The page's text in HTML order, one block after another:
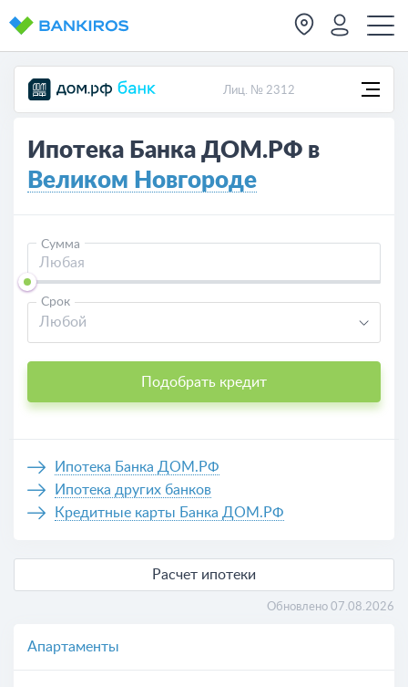
Лиц. № 2312
Ипотека Банка ДОМ.РФ в
Великом Новгороде
Сумма
Срок
Любой
Подобрать кредит
Ипотека Банка ДОМ.РФ
Ипотека других банков
Кредитные карты Банка ДОМ.РФ
Расчет ипотеки
Обновлено 07.08.2026
Апартаменты